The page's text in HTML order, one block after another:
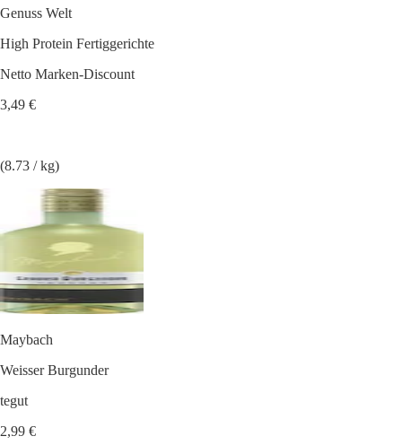
Genuss Welt
High Protein Fertiggerichte
Netto Marken-Discount
3,49 €
(8.73 / kg)
Maybach
Weisser Burgunder
tegut
2,99 €